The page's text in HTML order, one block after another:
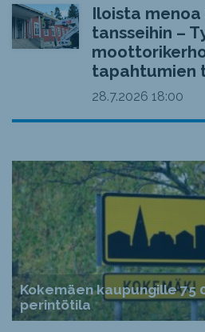
Iloista
tansseihin –
tapahtumien
28.7.2026 18:00
Kokemäen kaupungille 75
perintötila